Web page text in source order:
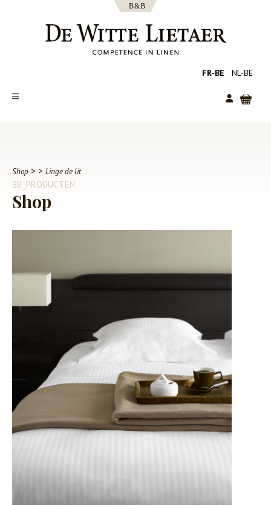
FR-BE NL-BE
OVER ONS
CATALOGUS
NIEUWS
TIPS
CONTACT
Shop > > Linge de lit
BB_PRODUCTEN
Shop